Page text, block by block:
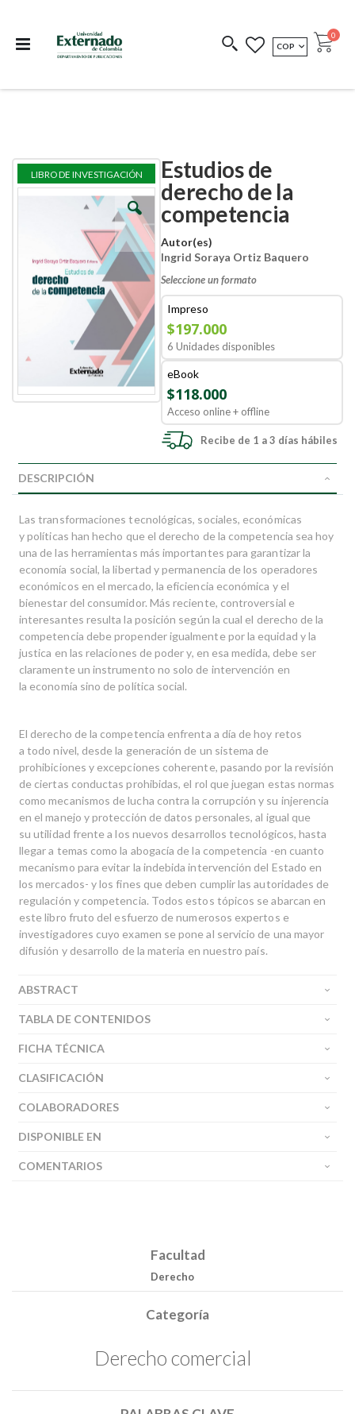
COEDICIONES REDIMIR CÓDIGO
MONEDA
COP Cart
0
Estudios de
derecho de la
competencia
Autor(es)
Ingrid Soraya Ortiz Baquero
Seleccione un formato
Impreso
$197.000
6 Unidades disponibles
eBook
$118.000
Acceso online + offline
Recibe de 1 a 3 días hábiles
Skip
gallery
Skip
gallery
LIBRO DE INVESTIGACIÓN
DESCRIPCIÓN
Las transformaciones tecnológicas, sociales, económicas
y políticas han hecho que el derecho de la competencia sea hoy
una de las herramientas más importantes para garantizar la
economía social, la libertad y permanencia de los operadores
económicos en el mercado, la eficiencia económica y el
bienestar del consumidor. Más reciente, controversial e
interesantes resulta la posición según la cual el derecho de la
competencia debe propender igualmente por la equidad y la
justica en las relaciones de poder y, en esa medida, debe ser
claramente un instrumento no solo de intervención en
la economía sino de política social.
El derecho de la competencia enfrenta a día de hoy retos
a todo nivel, desde la generación de un sistema de
prohibiciones y excepciones coherente, pasando por la revisión
de ciertas conductas prohibidas, el rol que juegan estas normas
como mecanismos de lucha contra la corrupción y su injerencia
en el manejo y protección de datos personales, al igual que
su utilidad frente a los nuevos desarrollos tecnológicos, hasta
llegar a temas como la abogacía de la competencia -en cuanto
mecanismo para evitar la indebida intervención del Estado en
los mercados- y los fines que deben cumplir las autoridades de
regulación y competencia. Todos estos tópicos se abarcan en
este libro fruto del esfuerzo de numerosos expertos e
investigadores cuyo examen se pone al servicio de una mayor
difusión y desarrollo de la materia en nuestro país.
ABSTRACT
TABLA DE CONTENIDOS
FICHA TÉCNICA
CLASIFICACIÓN
COLABORADORES
DISPONIBLE EN
COMENTARIOS
Facultad
Derecho
Categoría
Derecho comercial